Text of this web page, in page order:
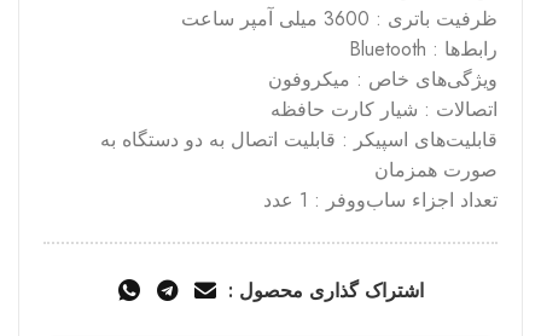
ظرفیت باتری : 3600 میلی آمپر ساعت
رابط‌ها : Bluetooth
ویژگی‌های خاص : میکروفون
اتصالات : شیار کارت حافظه
قابلیت‌های اسپیکر : قابلیت اتصال به دو دستگاه به
صورت همزمان
تعداد اجزاء ساب‌ووفر : 1 عدد
اشتراک گذاری محصول :